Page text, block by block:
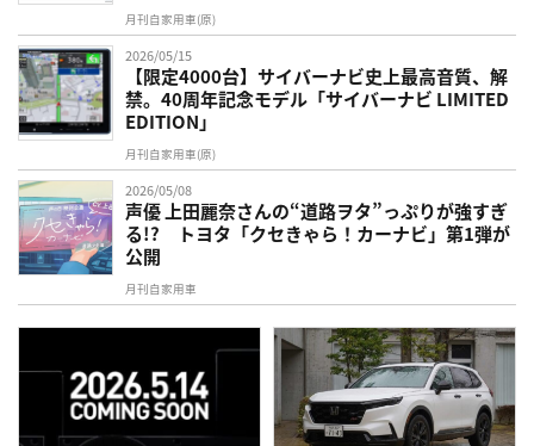
月刊自家用車(原)
2026/05/15
【限定4000台】サイバーナビ史上最高音質、解
禁。40周年記念モデル「サイバーナビ LIMITED
EDITION」
月刊自家用車(原)
2026/05/08
声優 上田麗奈さんの“道路ヲタ”っぷりが強すぎ
る!? トヨタ「クセきゃら！カーナビ」第1弾が
公開
月刊自家用車